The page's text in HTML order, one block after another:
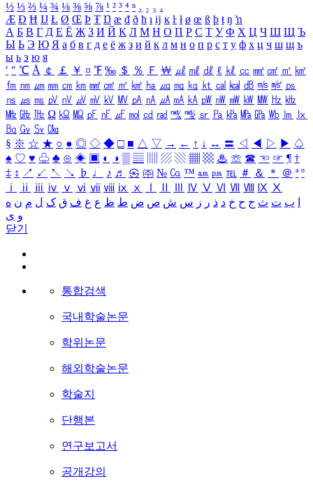
½ ⅓ ⅔ ¼ ¾ ⅛ ⅜ ⅝ ⅞ ¹ ² ³ ⁴ ⁿ ₁ ₂ ₃ ₄
Æ Ð Ħ Ĳ Ł Ø Œ Þ Ŧ Ŋ æ đ ð ħ ı ĳ ĸ ŀ ł ø œ ß þ ŧ ŋ ŉ
А Б В Г Д Е Ё Ж З И Й К Л М Н О П Р С Т У Ф Х Ц Ч Ш Щ Ъ
Ы Ь Э Ю Я а б в г д е ё ж з и й к л м н о п р с т у ф х ц ч ш щ ъ
ы ь э ю я
′ ″ ℃ Å ￠ ￡ ￥ ¤ ℉ ‰ ＄ ％ Ｆ ￦ ㎕ ㎖ ㎗ ℓ ㎘ ㏄ ㎣ ㎤ ㎥ ㎦
㎙ ㎚ ㎛ ㎜ ㎝ ㎞ ㎟ ㎠ ㎡ ㎢ ㏊ ㎍ ㎎ ㎏ ㏏ ㎈ ㎉ ㏈ ㎧ ㎨ ㎰
㎱ ㎲ ㎳ ㎴ ㎵ ㎶ ㎷ ㎸ ㎹ ㎀ ㎁ ㎂ ㎃ ㎄ ㎺ ㎻ ㎽ ㎾ ㎿ ㎐ ㎑
㎒ ㎓ ㎔ Ω ㏀ ㏁ ㎊ ㎋ ㎌ ㏖ ㏅ ㎭ ㎮ ㎯ ㏛ ㎩ ㎪ ㎫ ㎬ ㏝ ㏐
㏓
㏃ ㏉ ㏜ ㏆
§ ※ ☆ ★ ○ ● ◎ ◇ ◆ □ ■ △ ▽ → ← ↑ ↓ ↔ 〓 ◁ ◀ ▷ ▶ ♤
♠ ♡ ♥ ♧ ♣ ⊙ ◈ ▣ ◐ ◑ ▒ ▤ ▨ ▧ ▦ ▩ ♨ ☏ ☎ ☜ ☞ ¶ †
‡ ↕ ↗ ↙ ↖ ↘ ♭ ♩ ♪ ♬ ㉿ ㈜ № ㏇ ™ ㏂ ㏘ ℡ ＃ ＆ ＊ ＠ ª º
ⅰ
ⅱ ⅲ ⅳ ⅴ ⅵ ⅶ ⅷ ⅸ ⅹ Ⅳ Ⅴ Ⅵ Ⅶ Ⅷ Ⅸ Ⅹ
ب ت ث ج ح خ د ذ ر ز س ش ص ض ط ظ ع غ ف ق ک ل م ن ه
و ی
닫기
통합검색
국내학술논문
학위논문
해외학술논문
학술지
단행본
연구보고서
공개강의